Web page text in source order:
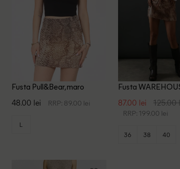
Fusta Pull&Bear, maro
48.00 lei RRP: 89.00 lei
L
Fusta
87.00 lei 125.00
RRP: 199.00 lei
36 38 40